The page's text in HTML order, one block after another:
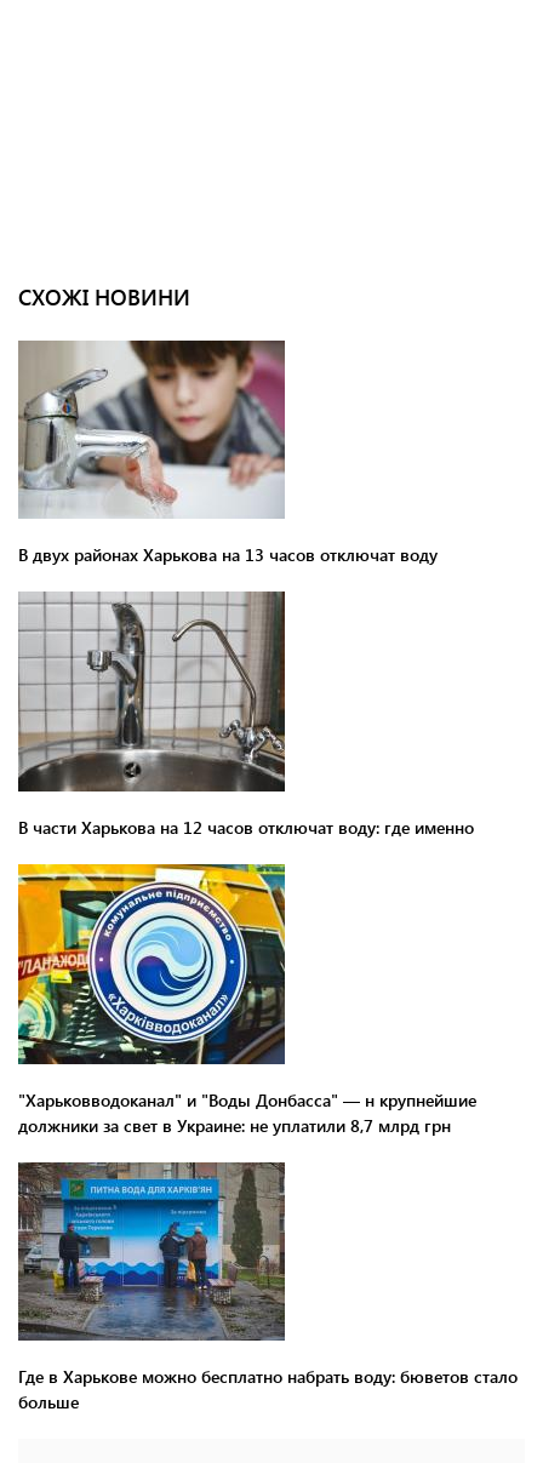
СХОЖІ НОВИНИ
В двух районах Харькова на 13 часов отключат воду
В части Харькова на 12 часов отключат воду: где именно
"Харьковводоканал" и "Воды Донбасса" — н крупнейшие
должники за свет в Украине: не уплатили 8,7 млрд грн
Где в Харькове можно бесплатно набрать воду: бюветов стало
больше